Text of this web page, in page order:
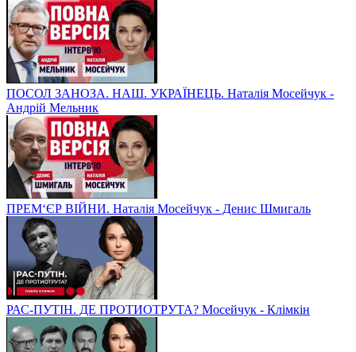
ПОСОЛ ЗАНОЗА. НАШ. УКРАЇНЕЦЬ. Наталія Мосейчук -
Андрій Мельник
ПРЕМ‘ЄР ВІЙНИ. Наталія Мосейчук - Денис Шмигаль
РАС-ПУТІН. ДЕ ПРОТИОТРУТА? Мосейчук - Клімкін